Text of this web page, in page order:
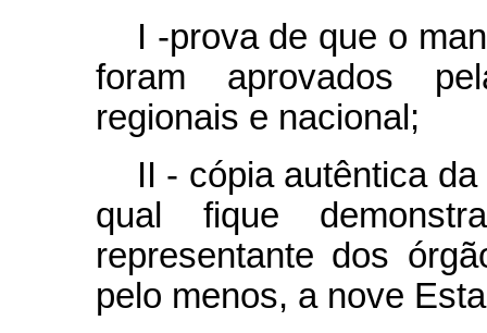
I -prova de que o
foram aprovados
regionais e nacional;
II - cópia autêntica
qual fique
representante dos
pelo menos, a nove